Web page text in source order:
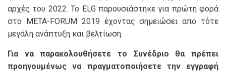
αρχές του 2022. Το ELG παρουσιάστηκε για πρώτη φορά
στο META-FORUM 2019 έχοντας σημειώσει από τότε
μεγάλη ανάπτυξη και βελτίωση.
Για να παρακολουθήσετε το Συνέδριο θα πρέπει
προηγουμένως να πραγματοποιήσετε την εγγραφή